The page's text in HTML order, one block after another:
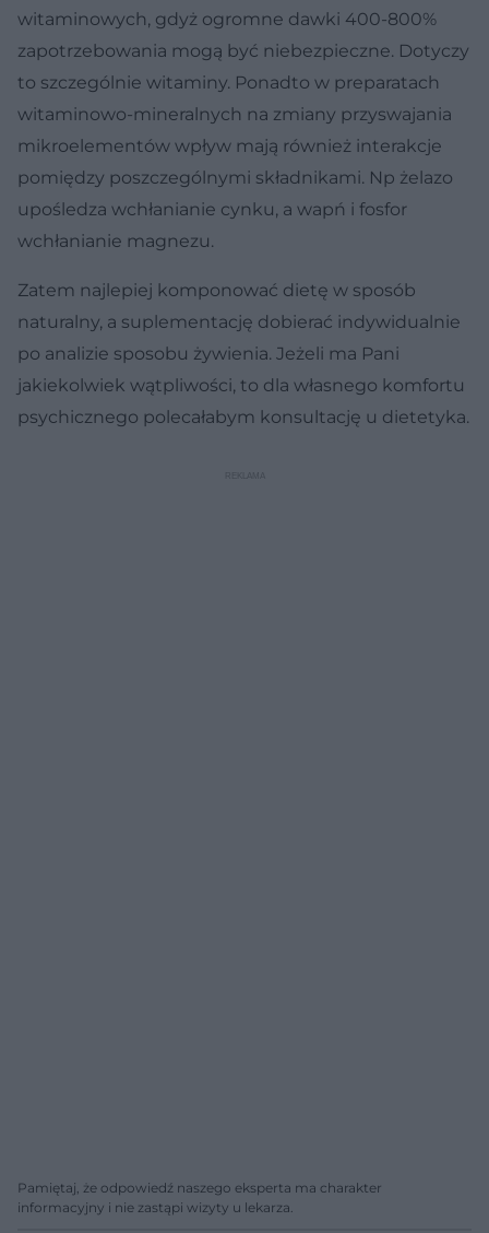
witaminowych, gdyż ogromne dawki 400-800%
zapotrzebowania mogą być niebezpieczne. Dotyczy
to szczególnie witaminy. Ponadto w preparatach
witaminowo-mineralnych na zmiany przyswajania
mikroelementów wpływ mają również interakcje
pomiędzy poszczególnymi składnikami. Np żelazo
upośledza wchłanianie cynku, a wapń i fosfor
wchłanianie magnezu.
Zatem najlepiej komponować dietę w sposób
naturalny, a suplementację dobierać indywidualnie
po analizie sposobu żywienia. Jeżeli ma Pani
jakiekolwiek wątpliwości, to dla własnego komfortu
psychicznego polecałabym konsultację u dietetyka.
Pamiętaj, że odpowiedź naszego eksperta ma charakter
informacyjny i nie zastąpi wizyty u lekarza.